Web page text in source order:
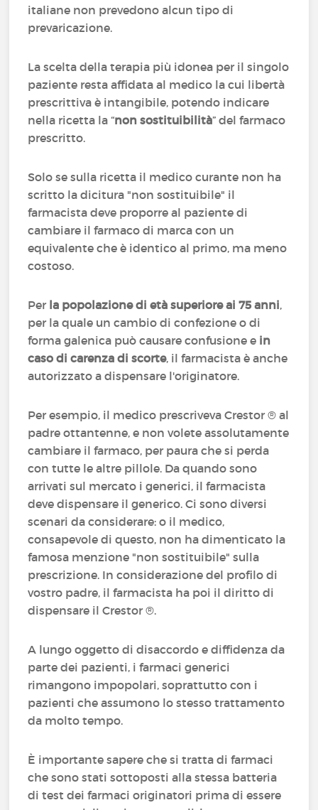
italiane non prevedono alcun tipo di
prevaricazione.
La scelta della terapia più idonea per il singolo
paziente resta affidata al medico la cui libertà
prescrittiva è intangibile, potendo indicare
nella ricetta la “non sostituibilità” del farmaco
prescritto.
Solo se sulla ricetta il medico curante non ha
scritto la dicitura "non sostituibile" il
farmacista deve proporre al paziente di
cambiare il farmaco di marca con un
equivalente che è identico al primo, ma meno
costoso.
Per la popolazione di età superiore ai 75 anni,
per la quale un cambio di confezione o di
forma galenica può causare confusione e in
caso di carenza di scorte, il farmacista è anche
autorizzato a dispensare l'originatore.
Per esempio, il medico prescriveva Crestor ® al
padre ottantenne, e non volete assolutamente
cambiare il farmaco, per paura che si perda
con tutte le altre pillole. Da quando sono
arrivati sul mercato i generici, il farmacista
deve dispensare il generico. Ci sono diversi
scenari da considerare: o il medico,
consapevole di questo, non ha dimenticato la
famosa menzione "non sostituibile" sulla
prescrizione. In considerazione del profilo di
vostro padre, il farmacista ha poi il diritto di
dispensare il Crestor ®.
A lungo oggetto di disaccordo e diffidenza da
parte dei pazienti, i farmaci generici
rimangono impopolari, soprattutto con i
pazienti che assumono lo stesso trattamento
da molto tempo.
È importante sapere che si tratta di farmaci
che sono stati sottoposti alla stessa batteria
di test dei farmaci originatori prima di essere